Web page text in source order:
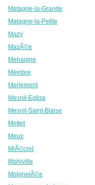
Matagne-la-Grande
Matagne-la-Petite
Mazy
MazÃ©e
Mehaigne
Membre
Merlemont
Mesnil-Eglise
Mesnil-Saint-Blaise
Mettet
Meux
MiÃ©cret
Mohiville
MoignelÃ©e